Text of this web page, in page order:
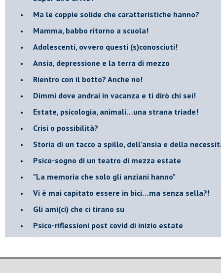
​Ma le coppie solide che caratteristiche hanno?
​Mamma, babbo ritorno a scuola!
Adolescenti, ovvero questi (s)conosciuti!
Ansia, depressione e la terra di mezzo
​Rientro con il botto? Anche no!
Dimmi dove andrai in vacanza e ti dirò chi sei!
​Estate, psicologia, animali…una strana triade!
​Crisi o possibilità?
​Storia di un tacco a spillo, dell’ansia e della
​Psico-sogno di un teatro di mezza estate
"La memoria che solo gli anziani hanno"
​Vi è mai capitato essere in bici…ma senza sella?!
​Gli ami(ci) che ci tirano su
Psico-riflessioni post covid di inizio estate